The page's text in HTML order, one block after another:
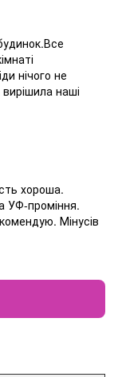
нічого не
наші
хороша.
УФ-проміння.
Мінусів